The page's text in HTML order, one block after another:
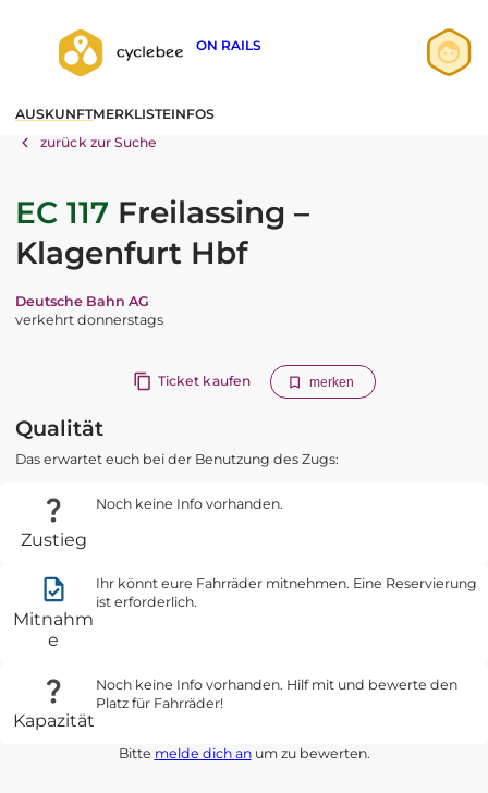
ON RAILS
AUSKUNFTMERKLISTEINFOS
zurück zur Suche
EC 117 Freilassing –
Klagenfurt Hbf
Deutsche Bahn AG
verkehrt donnerstags
Ticket kaufen merken
Qualität
Das erwartet euch bei der Benutzung des Zugs:
Zustieg
Noch keine Info vorhanden.
Mitnahm
e
Ihr könnt eure Fahrräder mitnehmen. Eine Reservierung
ist erforderlich.
Kapazität
Noch keine Info vorhanden. Hilf mit und bewerte den
Platz für Fahrräder!
Bitte melde dich anum zu bewerten.